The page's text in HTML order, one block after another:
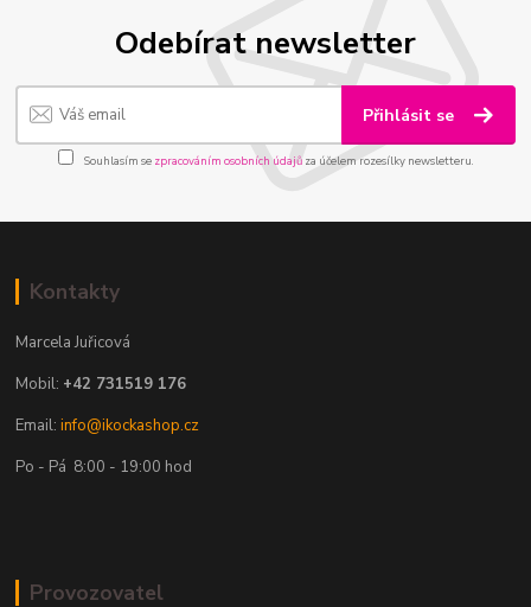
Odebírat newsletter
Přihlásit se
Souhlasím se zpracováním osobních údajůza účelem rozesílky newsletteru.
Kontakty
Marcela Juřicová
Mobil: +42 731519 176
Email:info@ikockashop.cz
Po - Pá 8:00 - 19:00 hod
Provozovatel